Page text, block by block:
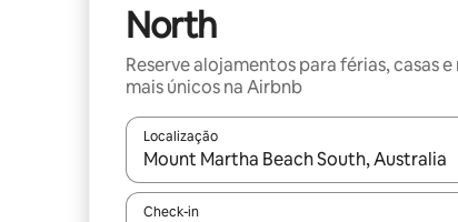
North
Reserve alojamentos para férias, casas
mais únicos na Airbnb
Localização
Quando os resultados estiverem
Check-in